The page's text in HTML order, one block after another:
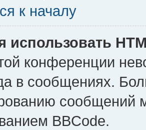
к началу
использовать
конференции
в сообщениях.
сообщений
BBCode.